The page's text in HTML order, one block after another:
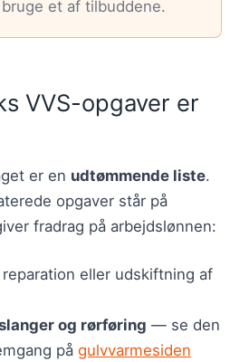
et af tilbuddene.
VVS-opgaver er
er en udtømmende liste.
opgaver står på
fradrag på arbejdslønnen:
eller udskiftning af
og rørføring — se den
på gulvvarmesiden